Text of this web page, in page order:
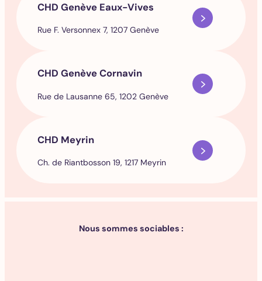
CHD Genève Eaux-Vives
Rue F. Versonnex 7, 1207 Genève
CHD Genève Cornavin
Rue de Lausanne 65, 1202 Genève
CHD Meyrin
Ch. de Riantbosson 19, 1217 Meyrin
Nous sommes sociables :